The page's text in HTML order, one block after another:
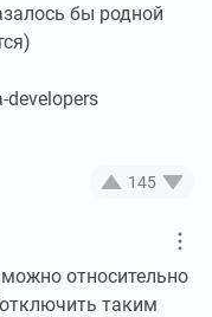
бы родной
developers
145
относительно
таким